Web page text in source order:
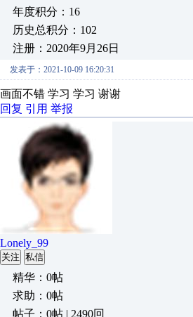
年度积分：16
历史总积分：102
注册：2020年9月26日
发表于：2021-10-09 16:20:31
画面不错 学习 学习 谢谢
回复 引用 举报
Lonely_99
关注 私信
精华：0帖
求助：0帖
帖子：0帖 | 2490回